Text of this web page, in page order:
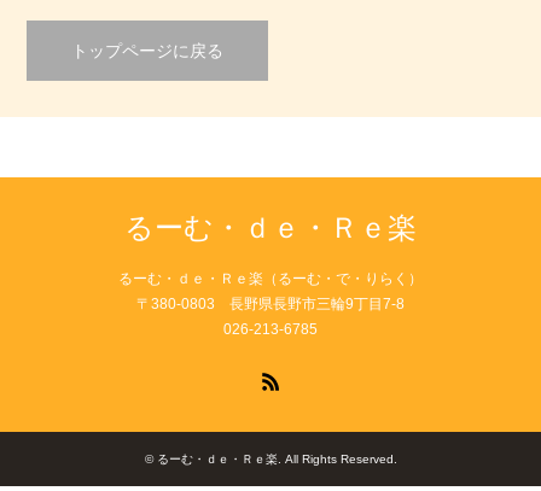
トップページに戻る
るーむ・ｄｅ・Ｒｅ楽
るーむ・ｄｅ・Ｒｅ楽（るーむ・で・りらく）
〒380-0803 長野県長野市三輪9丁目7-8
026-213-6785
© るーむ・ｄｅ・Ｒｅ楽. All Rights Reserved.